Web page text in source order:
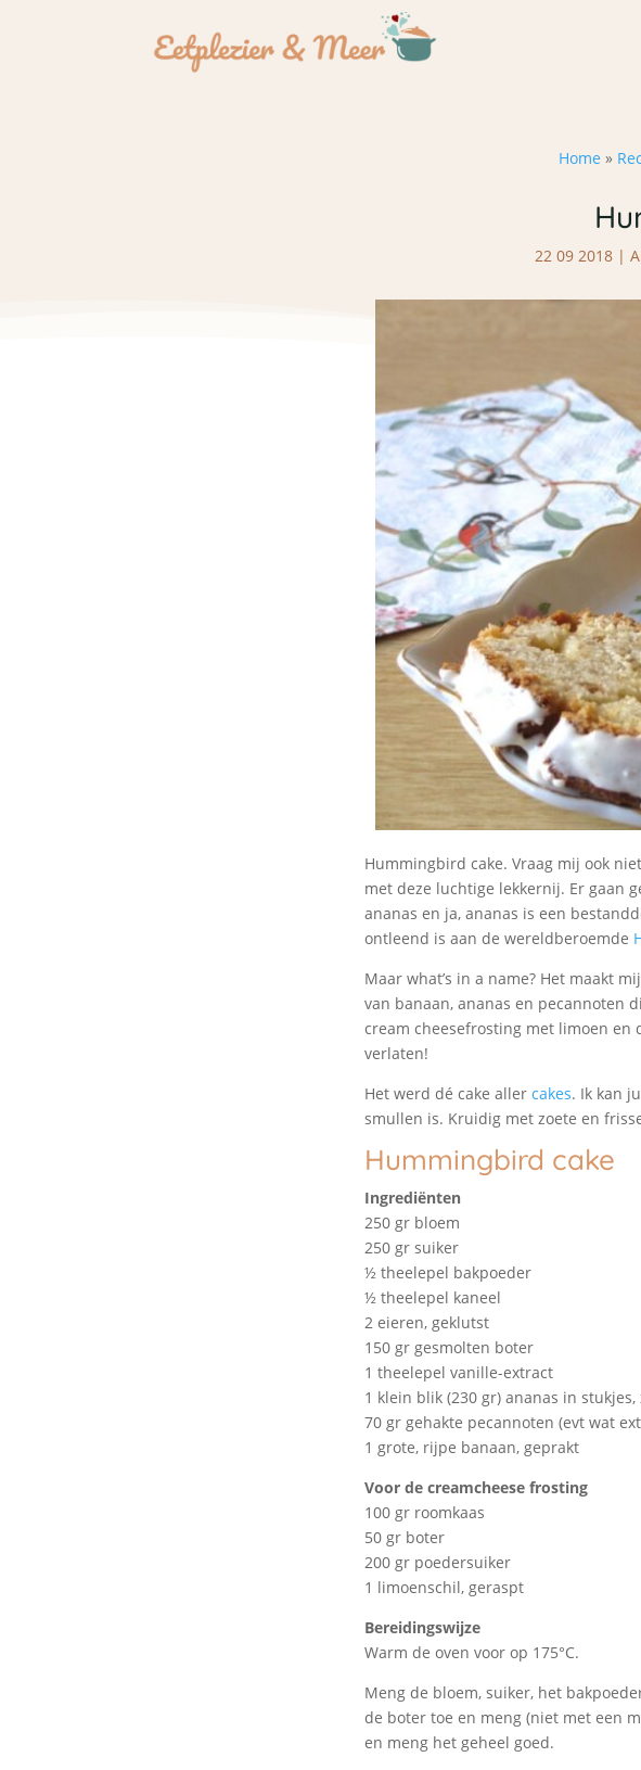
Home »
22 09 2018 |
Hummingbird cake. Vraag mij ook
met deze luchtige lekkernij. Er gaan
ananas en ja, ananas is een
ontleend is aan de wereldberoemde
Maar what’s in a name? Het maakt
van banaan, ananas en pecannoten
cream cheesefrosting met limoen en
verlaten!
Het werd dé cake aller cakes. Ik kan
smullen is. Kruidig met zoete en
Hummingbird cake
Ingrediënten
250 gr bloem
250 gr suiker
½ theelepel bakpoeder
½ theelepel kaneel
2 eieren, geklutst
150 gr gesmolten boter
1 theelepel vanille-extract
1 klein blik (230 gr) ananas in stukjes,
70 gr gehakte pecannoten (evt wat
1 grote, rijpe banaan, geprakt
Voor de creamcheese frosting
100 gr roomkaas
50 gr boter
200 gr poedersuiker
1 limoenschil, geraspt
Bereidingswijze
Warm de oven voor op 175°C.
Meng de bloem, suiker, het
de boter toe en meng (niet met een
en meng het geheel goed.